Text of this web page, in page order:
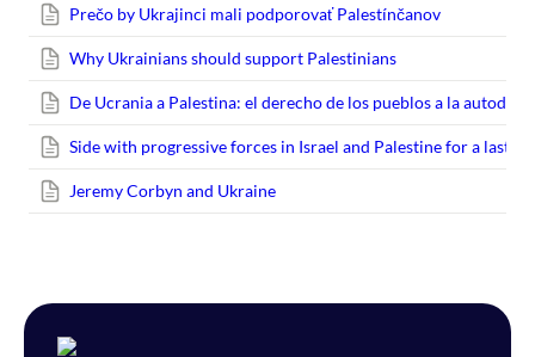
Prečo by Ukrajinci mali podporovať Palestínčanov
Why Ukrainians should support Palestinians
De Ucrania a Palestina: el derecho de los pueblos a la
Side with progressive forces in Israel and Palestine for a lasting
Jeremy Corbyn and Ukraine